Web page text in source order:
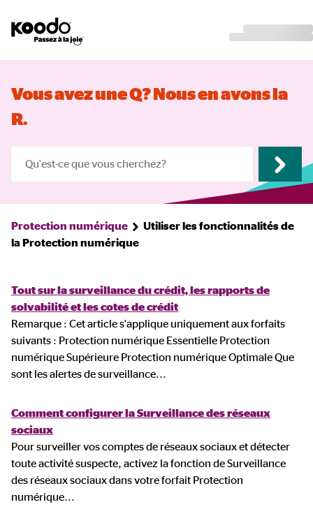
Vous avez une Q? Nous en avons la
R.
Protection numérique
Utiliser les fonctionnalités de
la Protection numérique
Tout sur la surveillance du crédit, les rapports de
solvabilité et les cotes de crédit
Remarque : Cet article s'applique uniquement aux forfaits
suivants : Protection numérique Essentielle Protection
numérique Supérieure Protection numérique Optimale Que
sont les alertes de surveillance...
Comment configurer la Surveillance des réseaux
sociaux
Pour surveiller vos comptes de réseaux sociaux et détecter
toute activité suspecte, activez la fonction de Surveillance
des réseaux sociaux dans votre forfait Protection
numérique...